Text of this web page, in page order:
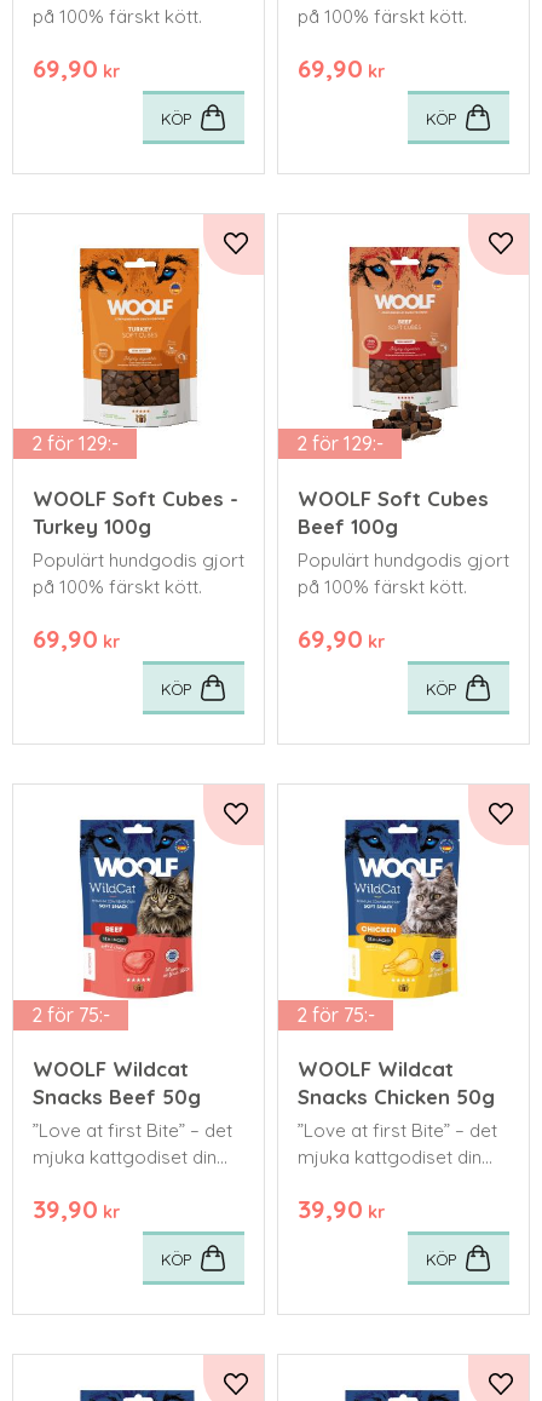
på 100% färskt kött.
69,90 kr
KÖP
på 100% färskt kött.
69,90 kr
KÖP
2 för 129:-
WOOLF Soft Cubes -
Turkey 100g
Populärt hundgodis gjort
på 100% färskt kött.
69,90 kr
Lägg till i favoriter
KÖP
2 för 129:-
WOOLF Soft Cubes
Beef 100g
Populärt hundgodis gjort
på 100% färskt kött.
69,90 kr
KÖP
2 för 75:-
WOOLF Wildcat
Snacks Beef 50g
”Love at first Bite” – det
mjuka kattgodiset din
från första tuggan.
39,90 kr
Lägg till i favoriter
KÖP
2 för 75:-
WOOLF Wildcat
Snacks Chicken 50g
”Love at first Bite” – det
mjuka kattgodiset din
från första tuggan.
39,90 kr
KÖP